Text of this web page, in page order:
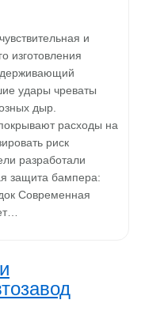
и
изготовления
удары чреваты
дыр.
расходы на
риск
разработали
защита бампера:
Современная